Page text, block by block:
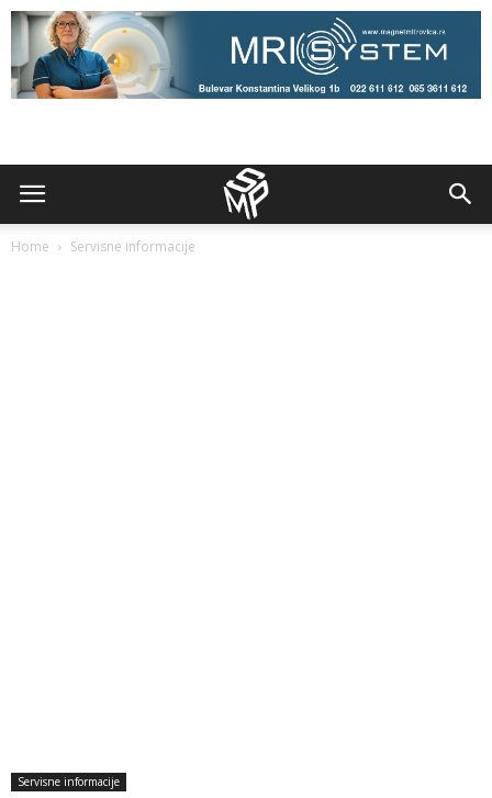
Home Servisne informacije
Servisne informacije